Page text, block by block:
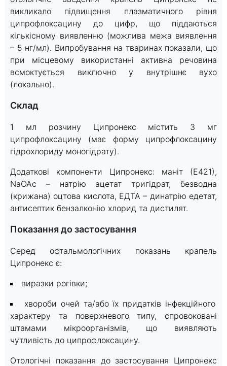
викликало підвищення плазматичного рівня
ципрофлоксацину до цифр, що піддаються
кількісному виявленню (можлива межа виявлення
– 5 нг/мл). Випробування на тваринах показали, що
при місцевому використанні активна речовина
всмоктується виключно у внутрішнє вухо
(локально).
Склад
1 мл розчину Ципронекс містить 3 мг
ципрофлоксацину (має форму ципрофлоксацину
гідрохлориду моногідрату).
Додаткові компоненти Ципронекс: маніт (Е421),
NaOAc – натрію ацетат тригідрат, безводна
(крижана) оцтова кислота, ЕДТА – динатрію едетат,
антисептик бензалконію хлорид та дистилят.
Показання до застосування
Серед офтальмологічних показань крапель
Ципронекс є:
виразки рогівки;
хвороби очей та/або їх придатків інфекційного
характеру та поверхневого типу, спровоковані
штамами мікроорганізмів, що виявляють
чутливість до ципрофлоксацину.
Отологічні показання до застосування Ципронекс